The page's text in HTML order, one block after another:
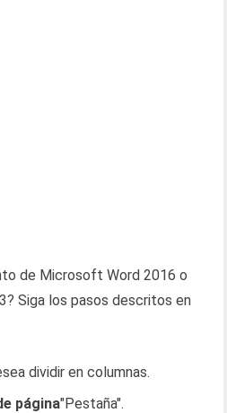
de Microsoft Word 2016 o
Siga los pasos descritos en
dividir en columnas.
página"Pestaña".